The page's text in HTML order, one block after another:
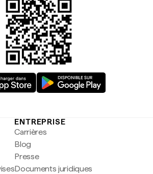
ENTREPRISE
Carrières
Blog
Presse
Documents juridiques